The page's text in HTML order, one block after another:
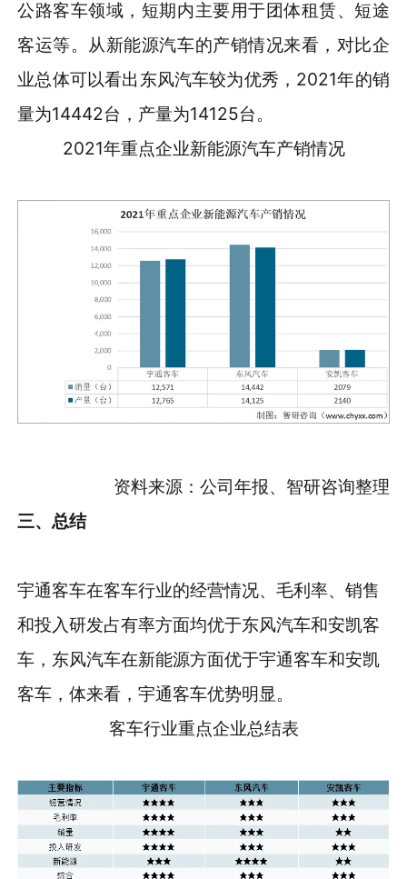
公路客车领域，短期内主要用于团体租赁、短途
客运等。从新能源汽车的产销情况来看，对比企
业总体可以看出东风汽车较为优秀，2021年的销
量为14442台，产量为14125台。
2021年重点企业新能源汽车产销情况
资料来源：公司年报、智研咨询整理
三、总结
宇通客车在客车行业的经营情况、毛利率、销售
和投入研发占有率方面均优于东风汽车和安凯客
车，东风汽车在新能源方面优于宇通客车和安凯
客车，体来看，宇通客车优势明显。
客车行业重点企业总结表